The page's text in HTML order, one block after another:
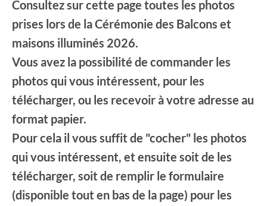
Consultez sur cette page toutes les photos
prises lors de la Cérémonie des Balcons et
maisons illuminés 2026.
Vous avez la possibilité de commander les
photos qui vous intéressent, pour les
télécharger, ou les recevoir à votre adresse au
format papier.
Pour cela il vous suffit de "cocher" les photos
qui vous intéressent, et ensuite soit de les
télécharger, soit de remplir le formulaire
(disponible tout en bas de la page) pour les